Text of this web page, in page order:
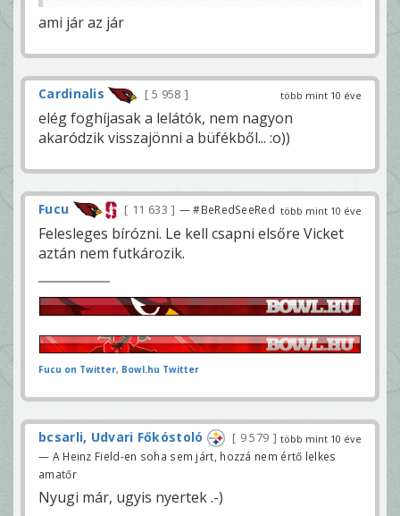
ami jár az jár
több mint 10 éve
Cardinalis 5 958
elég foghíjasak a lelátók, nem nagyon
akaródzik visszajönni a büfékből... :o))
több mint 10 éve
Fucu 11 633 — #BeRedSeeRed
Felesleges bírózni. Le kell csapni elsőre Vicket
aztán nem futkározik.
Fucu on Twitter, Bowl.hu Twitter
több mint 10 éve
bcsarli, Udvari Főkóstoló 9 579
— A Heinz Field-en soha sem járt, hozzá nem értő lelkes
amatőr
Nyugi már, ugyis nyertek .-)